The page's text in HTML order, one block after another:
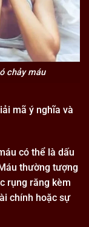
chảy máu
mã ý nghĩa và
có thể là dấu
thường tượng
rụng răng kèm
chính hoặc sự